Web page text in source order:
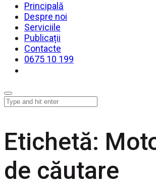
Principală
Despre noi
Serviciile
Publicații
Contacte
0675 10 199
Etichetă:
de căutare